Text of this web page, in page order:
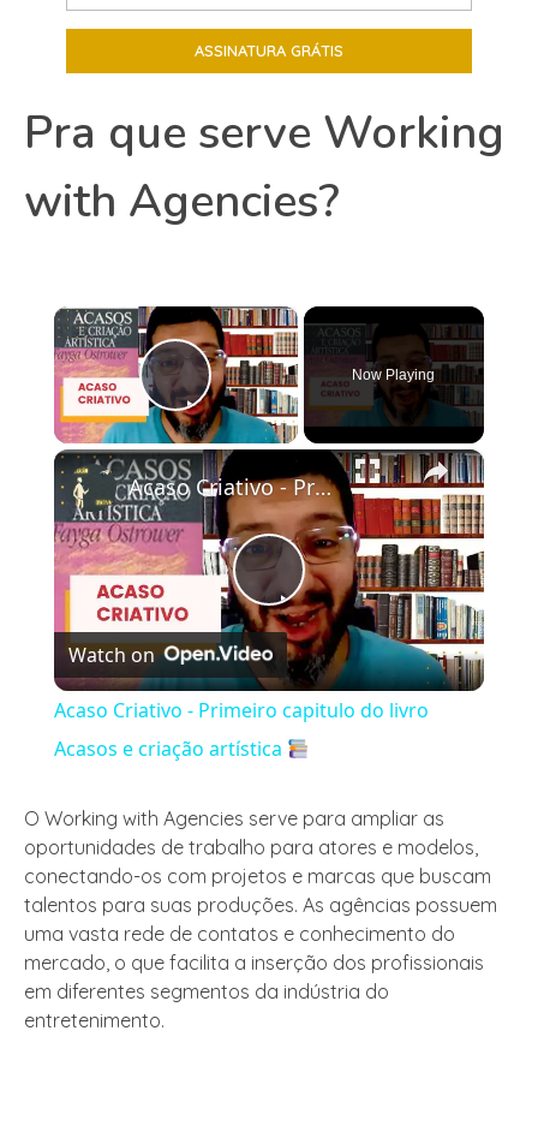
Pra que serve Working
with Agencies?
×
Play Video
Now Playing
×
Play
Video
Acaso Criativo - Primeiro capitulo do livro Acasos e criação artística
Watch on
Acaso Criativo - Primeiro capitulo do livro
Acasos e criação artística
O Working with Agencies serve para ampliar as
oportunidades de trabalho para atores e modelos,
conectando-os com projetos e marcas que buscam
talentos para suas produções. As agências possuem
uma vasta rede de contatos e conhecimento do
mercado, o que facilita a inserção dos profissionais
em diferentes segmentos da indústria do
entretenimento.